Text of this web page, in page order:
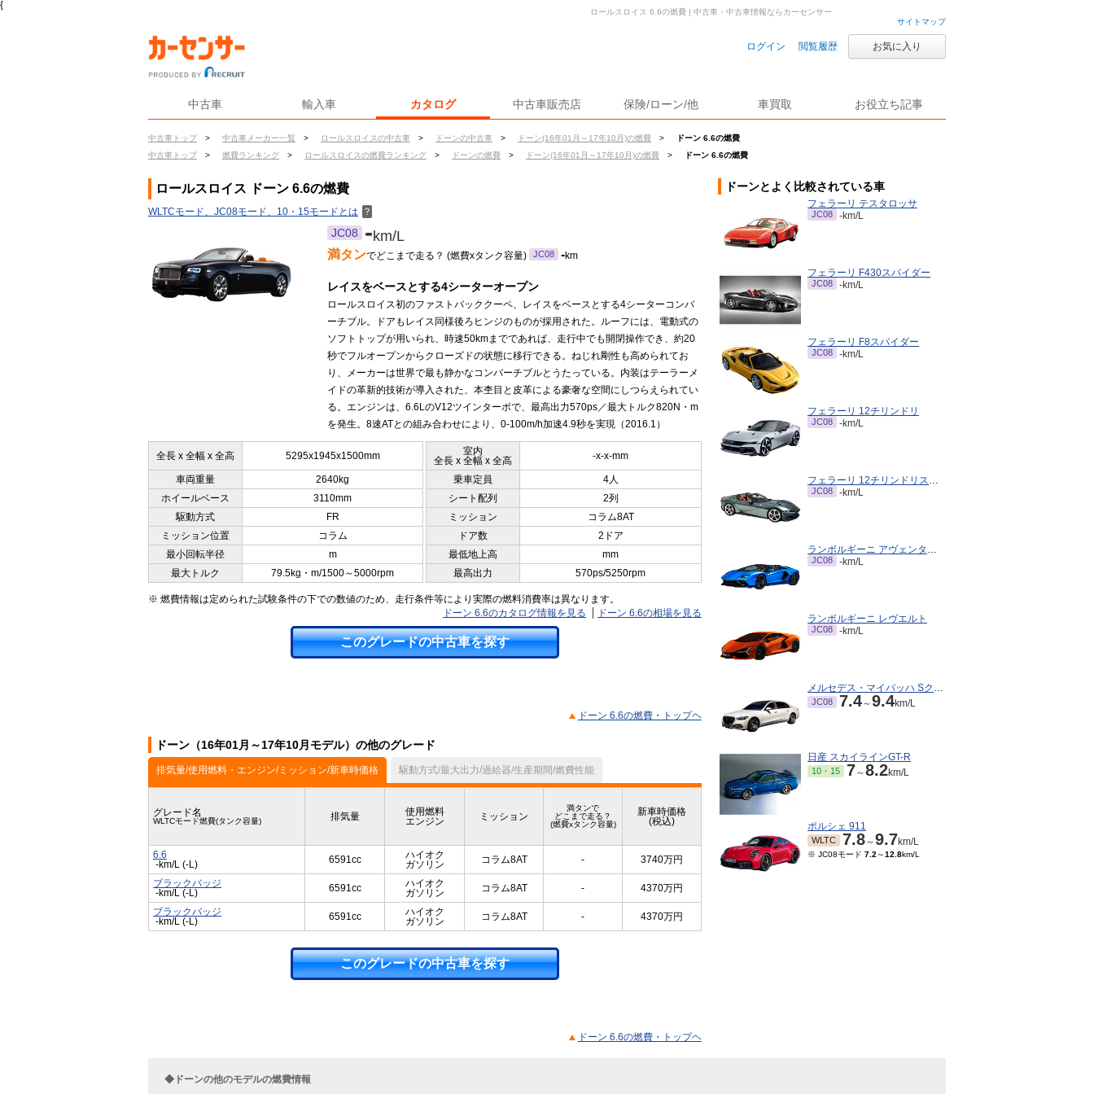
{
サイトマップ
ログイン 閲覧履歴 お気に入り
中古車 輸入車 カタログ 中古車販売店 保険/ローン/他 車買取 お役立ち記事
中古車トップ > 中古車メーカー一覧 > ロールスロイスの中古車 > ドーンの中古車 > ドーン(16年01月～17年10月)の燃費 >
ドーン 6.6の燃費
中古車トップ
> 燃費ランキング > ロールスロイスの燃費ランキング > ドーンの燃費 > ドーン(16年01月～17年10月)の燃費 > ドーン 6.6の燃費
ロールスロイス 6.6の燃費 | 中古車・中古車情報ならカーセンサー
ロールスロイス ドーン 6.6の燃費
WLTCモード、JC08モード、10・15モードとは ？
JC08 -km/L
満タンでどこまで走る？ (燃費xタンク容量) JC08 -km
レイスをベースとする4シーターオープン
ロールスロイス初のファストバッククーペ、レイスをベースとする4シーターコンバ
ーチブル。ドアもレイス同様後ろヒンジのものが採用された。ルーフには、電動式の
ソフトトップが用いられ、時速50kmまでであれば、走行中でも開閉操作でき、約20
秒でフルオープンからクローズドの状態に移行できる。ねじれ剛性も高められてお
り、メーカーは世界で最も静かなコンバーチブルとうたっている。内装はテーラーメ
イドの革新的技術が導入された、本杢目と皮革による豪奢な空間にしつらえられてい
る。エンジンは、6.6LのV12ツインターボで、最高出力570ps／最大トルク820N・m
を発生。8速ATとの組み合わせにより、0-100m/h加速4.9秒を実現（2016.1）
全長 x 全幅 x 全高 5295x1945x1500mm
室内
全長 x 全幅 x 全高
-x-x-mm
車両重量 2640kg 乗車定員
4人
ホイールベース
3110mm シート配列
2列
駆動方式
FR ミッション
コラム8AT
ミッション位置
コラム ドア数
2ドア
最小回転半径
m 最低地上高
mm
最大トルク
79.5kg・m/1500～5000rpm 最高出力 570ps/5250rpm
※ 燃費情報は定められた試験条件の下での数値のため、走行条件等により実際の燃料消費率は異なります。
ドーン 6.6のカタログ情報を見る
ドーン 6.6の相場を見る
このグレードの中古車を探す
ドーン 6.6の燃費・トップヘ
ドーン（16年01月～17年10月モデル）の他のグレード
排気量/使用燃料・エンジン/ミッション/新車時価格 駆動方式/最大出力/過給器/生産期間/燃費性能
グレード名
WLTCモード燃費(タンク容量) 排気量
使用燃料
エンジン
ミッション
満タンで
どこまで走る？
(燃費xタンク容量)
新車時価格
(税込)
6.6
-km/L (-L)
6591cc
ハイオク
ガソリン
コラム8AT - 3740万円
ブラックバッジ
-km/L (-L)
6591cc
ハイオク
ガソリン
コラム8AT - 4370万円
ブラックバッジ
-km/L (-L)
6591cc
ハイオク
ガソリン
コラム8AT - 4370万円
このグレードの中古車を探す
ドーン 6.6の燃費・トップヘ
ドーンとよく比較されている車
フェラーリ テスタロッサ
JC08 -km/L
フェラーリ F430スパイダー
JC08 -km/L
フェラーリ F8スパイダー
JC08 -km/L
フェラーリ 12チリンドリ
JC08 -km/L
フェラーリ 12チリンドリスパイダー
JC08 -km/L
ランボルギーニ アヴェンタドールロードスター
JC08 -km/L
ランボルギーニ レヴエルト
JC08 -km/L
メルセデス・マイバッハ Sクラス
JC08 7.4～9.4km/L
日産 スカイラインGT-R
10・15 7～8.2km/L
ポルシェ 911
WLTC 7.8～9.7km/L
※ JC08モード 7.2 ～12.8km/L
◆ドーンの他のモデルの燃費情報